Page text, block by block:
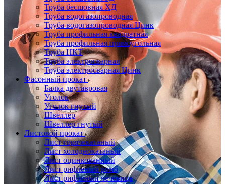
Труба бесшовная ХД
Труба водогазопроводная
Труба водогазопроводная Цинк
Труба профильная квадратная
Труба профильная прямоугольная
Труба НКТ
Труба электросварная
Труба электросварная Цинк
Фасонный прокат
Балка двутавровая
Уголок
Уголок гнутый
Швеллер
Швеллер гнутый
Листовой прокат
Лист горячекатаный
Лист холоднокатаный
Лист оцинкованный
Лист рифленый ромб
Лист рифленый чечевица